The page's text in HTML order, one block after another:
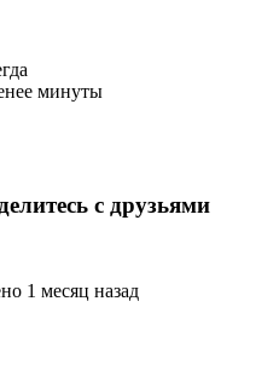
минуты
с друзьями
1 месяц назад